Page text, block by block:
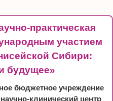
практическая
участием
Сибири:
будущее»
бюджетное учреждение
клинический центр